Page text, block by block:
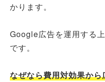
かります。
Google広告を運用する
です。
なぜなら費用対効果か